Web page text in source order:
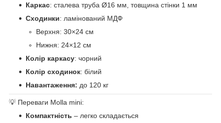
Каркас: сталева труба Ø16 мм, товщина стінки 1 мм
Сходинки: ламінований МДФ
Верхня: 30×24 см
Нижня: 24×12 см
Колір каркасу: чорний
Колір сходинок: білий
Навантаження: до 120 кг
💡 Переваги Molla mini:
Компактність – легко складається